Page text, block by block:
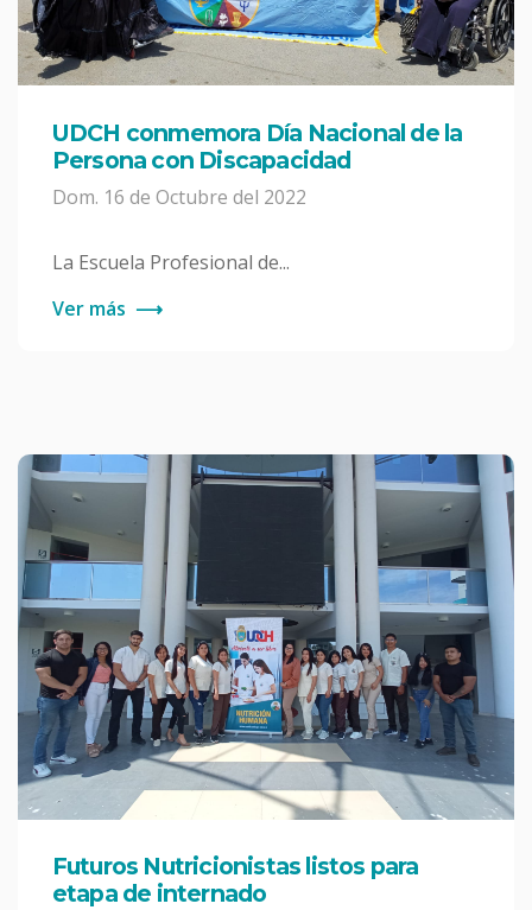
UDCH conmemora Día Nacional de la
Persona con Discapacidad
Dom. 16 de Octubre del 2022
La Escuela Profesional de...
Ver más ⟶
Futuros Nutricionistas listos para
etapa de internado